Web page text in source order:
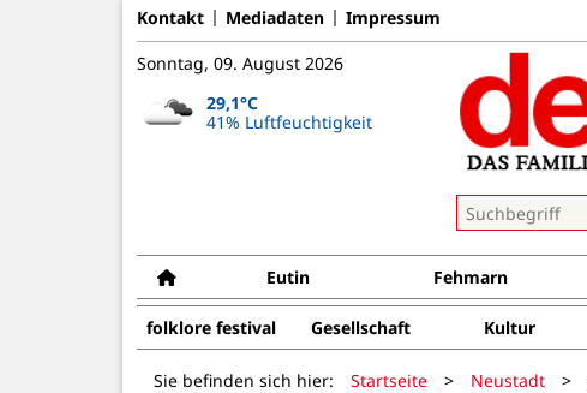
Kontakt Mediadaten Impressum
Sonntag, 09. August 2026
29,1°C
41% Luftfeuchtigkeit
Eutin Fehmarn
folklore festival Gesellschaft Kultur
Sie befinden sich hier: Startseite > Neustadt >